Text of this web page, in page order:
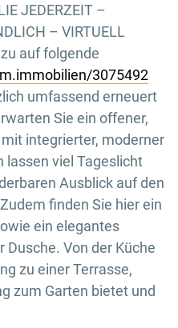
JEDERZEIT –
– VIRTUELL
auf folgende
3075492
umfassend erneuert
Sie ein offener,
integrierter, moderner
lassen viel Tageslicht
Ausblick auf den
finden Sie hier ein
ein elegantes
Von der Küche
zu einer Terrasse,
zum Garten bietet und